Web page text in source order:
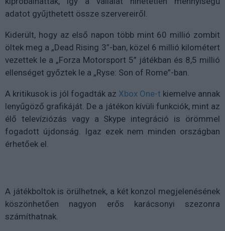
adatot gyűjthetett össze szervereiről.
Kiderült, hogy az első napon több mint 60 millió zombit
öltek meg a „Dead Rising 3”-ban, közel 6 millió kilométert
vezettek le a „Forza Motorsport 5” játékban és 8,5 millió
ellenséget győztek le a „Ryse: Son of Rome”-ban.
A kritikusok is jól fogadták az Xbox One-t kiemelve annak
lenyűgöző grafikáját. De a játékon kívüli funkciók, mint az
élő televíziózás vagy a Skype integráció is örömmel
fogadott újdonság. Igaz ezek nem minden országban
érhetőek el.
A játékboltok is örülhetnek, a két konzol megjelenésének
köszönhetően nagyon erős karácsonyi szezonra
számíthatnak.